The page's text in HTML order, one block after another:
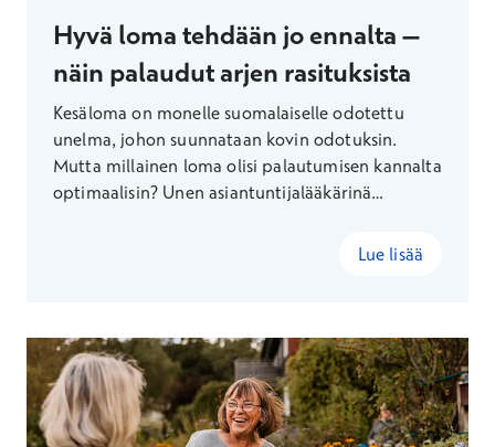
Hyvä loma tehdään jo ennalta –
näin palaudut arjen rasituksista
Kesäloma on monelle suomalaiselle odotettu
unelma, johon suunnataan kovin odotuksin.
Mutta millainen loma olisi palautumisen kannalta
optimaalisin? Unen asiantuntijalääkärinä
Lue lisää